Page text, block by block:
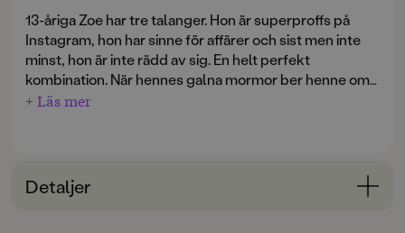
13-åriga Zoe har tre talanger. Hon är superproffs på
Instagram, hon har sinne för affärer och sist men inte
minst, hon är inte rädd av sig. En helt perfekt
kombination. När hennes galna mormor ber henne om
hjälp att bli influenser rycker hon ut. Mot en ringa
EPA-traktor …
+ Läs mer
Detaljer